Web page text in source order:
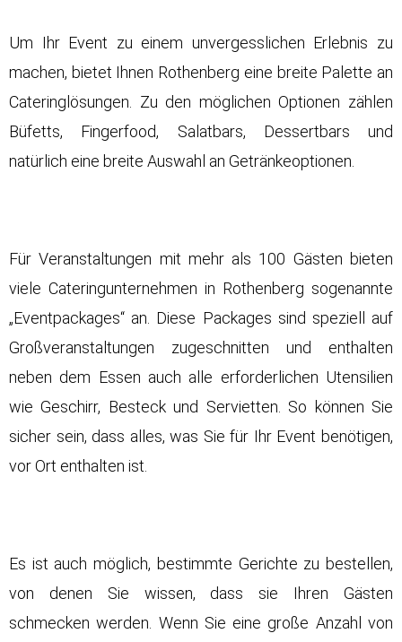
Um Ihr Event zu einem unvergesslichen Erlebnis zu
machen, bietet Ihnen Rothenberg eine breite Palette an
Cateringlösungen. Zu den möglichen Optionen zählen
Büfetts, Fingerfood, Salatbars, Dessertbars und
natürlich eine breite Auswahl an Getränkeoptionen.
Für Veranstaltungen mit mehr als 100 Gästen bieten
viele Cateringunternehmen in Rothenberg sogenannte
„Eventpackages“ an. Diese Packages sind speziell auf
Großveranstaltungen zugeschnitten und enthalten
neben dem Essen auch alle erforderlichen Utensilien
wie Geschirr, Besteck und Servietten. So können Sie
sicher sein, dass alles, was Sie für Ihr Event benötigen,
vor Ort enthalten ist.
Es ist auch möglich, bestimmte Gerichte zu bestellen,
von denen Sie wissen, dass sie Ihren Gästen
schmecken werden. Wenn Sie eine große Anzahl von